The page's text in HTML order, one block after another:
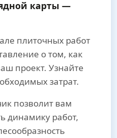
карты —
плиточных работ
о том, как
проект. Узнайте
затрат.
позволит вам
динамику работ,